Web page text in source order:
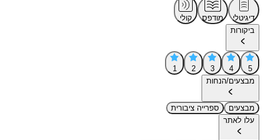
דיגיטלי מודפס
קולי
ביקורות
5
4
3
2
1
מבצעים/הנחות
מבצעים
ספרייה ציבורית
עלו לאתר